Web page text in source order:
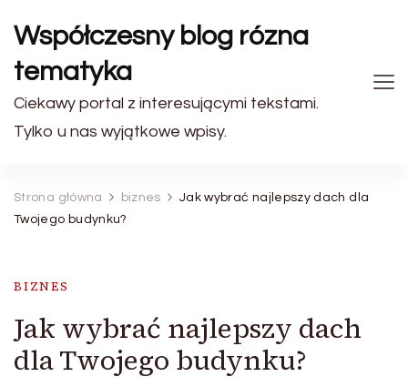
Współczesny blog rózna
tematyka
Ciekawy portal z interesującymi tekstami.
Tylko u nas wyjątkowe wpisy.
Strona główna biznes
Jak wybrać najlepszy dach dla
Twojego budynku?
BIZNES
Jak wybrać najlepszy dach
dla Twojego budynku?